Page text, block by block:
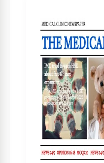
Última atualização
Comunidade
Estatísticas de uso
Sobre este modelo
Nosso modelo gratuito de
para o seu jornal médico.
e venda de
design pronto para suas